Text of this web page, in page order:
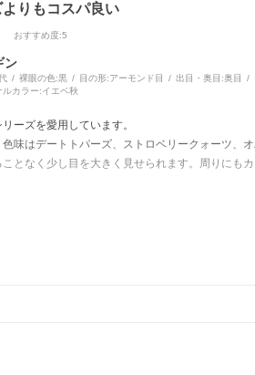
りもコスパ良い
おすすめ度:5
ン
裸眼の色:黒 目の形:アーモンド目 出目・奥目:奥目
ルカラー:イエベ秋
ーズを愛用しています。
味はデートトパーズ、ストロベリークォーツ、
となく少し目を大きく見せられます。周りにも
ならず、他店のクリアレンズよりもよっぽど安く